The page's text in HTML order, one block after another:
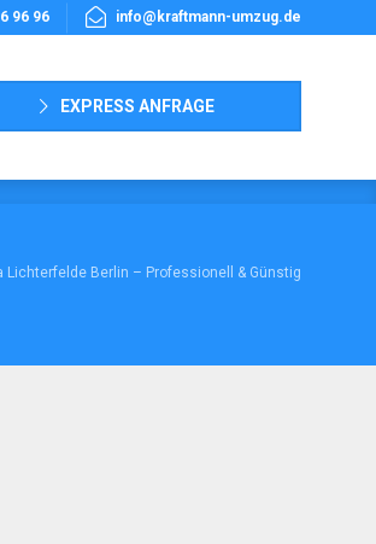
96 96 info@kraftmann-umzug.de
EXPRESS ANFRAGE
Lichterfelde Berlin – Professionell & Günstig